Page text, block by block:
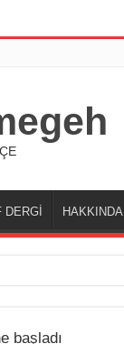
DERGİ HAKKINDA
başladı